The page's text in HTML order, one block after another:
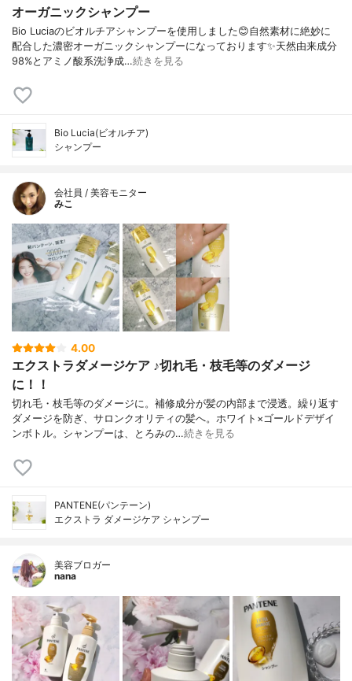
オーガニックシャンプー
Bio Luciaのビオルチアシャンプーを使用しました😊自然素材に絶妙に
配合した濃密オーガニックシャンプーになっております✨天然由来成分
98%とアミノ酸系洗浄成…続きを見る
Bio Lucia(ビオルチア)
シャンプー
会社員 / 美容モニター
みこ
4.00
エクストラダメージケア ♪切れ毛・枝毛等のダメージ
に！！
切れ毛・枝毛等のダメージに。補修成分が髪の内部まで浸透。繰り返す
ダメージを防ぎ、サロンクオリティの髪へ。ホワイト×ゴールドデザイ
ンボトル。シャンプーは、とろみの…続きを見る
PANTENE(パンテーン)
エクストラ ダメージケア シャンプー
美容ブロガー
nana